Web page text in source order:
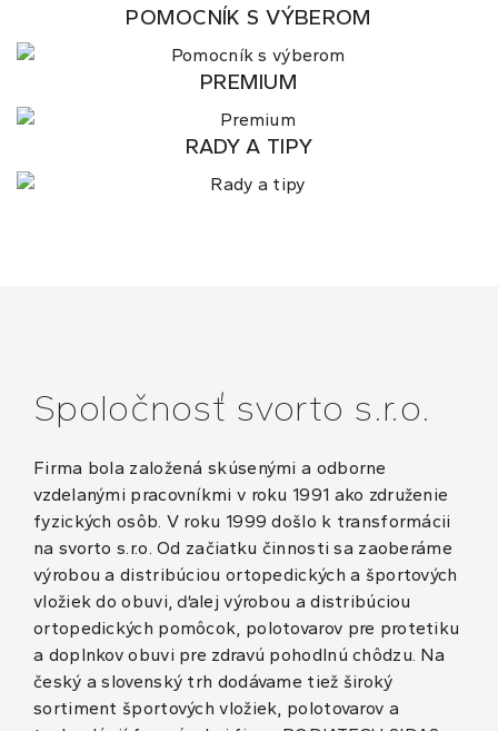
POMOCNÍK S VÝBEROM
PREMIUM
RADY A TIPY
Spoločnosť svorto s.r.o.
Firma bola založená skúsenými a odborne
vzdelanými pracovníkmi v roku 1991 ako združenie
fyzických osôb. V roku 1999 došlo k transformácii
na svorto s.r.o. Od začiatku činnosti sa zaoberáme
výrobou a distribúciou ortopedických a športových
vložiek do obuvi, ďalej výrobou a distribúciou
ortopedických pomôcok, polotovarov pre protetiku
a doplnkov obuvi pre zdravú pohodlnú chôdzu. Na
český a slovenský trh dodávame tiež široký
sortiment športových vložiek, polotovarov a